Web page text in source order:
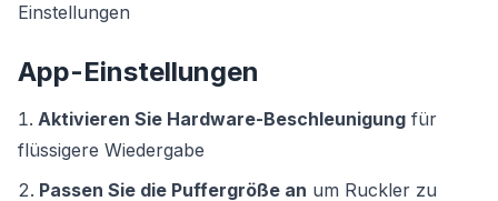
Einstellungen
App-Einstellungen
Aktivieren Sie Hardware-Beschleunigung für
flüssigere Wiedergabe
Passen Sie die Puffergröße an um Ruckler zu